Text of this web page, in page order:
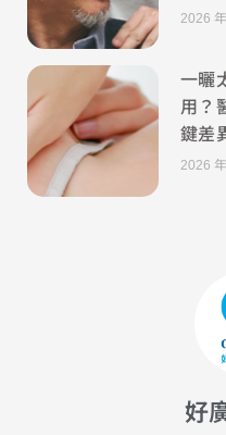
2026
一曬
用？
鍵差
2026
好